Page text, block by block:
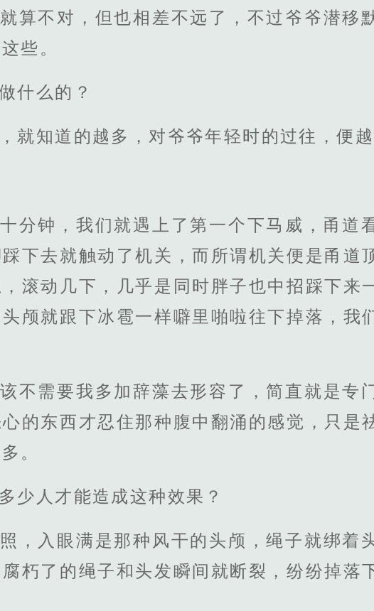
算不对，但也相差不远了，不过爷爷潜移
些。
什么的？
就知道的越多，对爷爷年轻时的过往，便越
分钟，我们就遇上了第一个下马威，甬道
下去就触动了机关，而所谓机关便是甬道
滚动几下，几乎是同时胖子也中招踩下来
颅就跟下冰雹一样噼里啪啦往下掉落，我
不需要我多加辞藻去形容了，简直就是专
的东西才忍住那种腹中翻涌的感觉，只是
。
少人才能造成这种效果？
，入眼满是那种风干的头颅，绳子就绑着
朽了的绳子和头发瞬间就断裂，纷纷掉落